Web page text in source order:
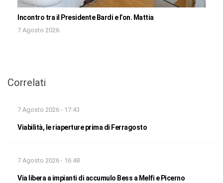
Incontro tra il Presidente Bardi e l’on. Mattia
7 Agosto 2026
Correlati
7 Agosto 2026 - 17:43
Viabilità, le riaperture prima di Ferragosto
7 Agosto 2026 - 16:48
Via libera a impianti di accumulo Bess a Melfi e Picerno